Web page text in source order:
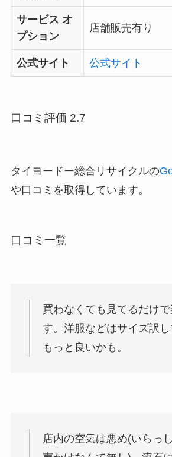
サービス オ
プション
店舗販売有り
公式サイト 公式サイト
口コミ評価 2.7
タイヨードー総合リサイクルの
や口コミを取得しています。
口コミ一覧
買わなくても見てるだけ
す。洋服などはサイズ訳
もっと良いかも。
店内の空気は悪め(いらっ